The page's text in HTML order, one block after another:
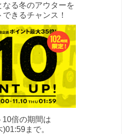
なる冬のアウターを
きるチャンス！
10倍の期間は
まで。